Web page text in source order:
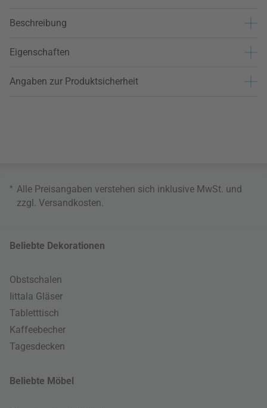
Beschreibung
Eigenschaften
Angaben zur Produktsicherheit
* Alle Preisangaben verstehen sich inklusive MwSt. und
zzgl. Versandkosten
Beliebte Dekorationen
Obstschalen
Iittala Gläser
Tabletttisch
Kaffeebecher
Tagesdecken
Beliebte Möbel